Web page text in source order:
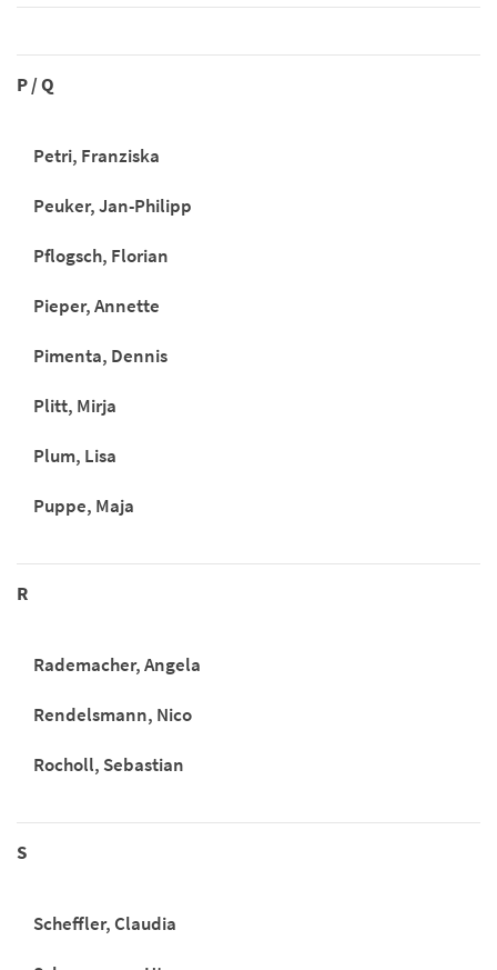
P / Q
Petri, Franziska
Peuker, Jan-Philipp
Pflogsch, Florian
Pieper, Annette
Pimenta, Dennis
Plitt, Mirja
Plum, Lisa
Puppe, Maja
R
Rademacher, Angela
Rendelsmann, Nico
Rocholl, Sebastian
S
Scheffler, Claudia